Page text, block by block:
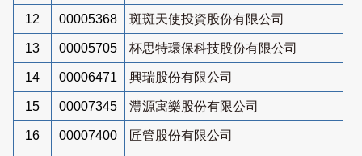
12 00005368 斑斑天使投資股份有限公司
13 00005705 杯思特環保科技股份有限公司
14 00006471 興瑞股份有限公司
15 00007345 灃源寓樂股份有限公司
16 00007400 匠管股份有限公司